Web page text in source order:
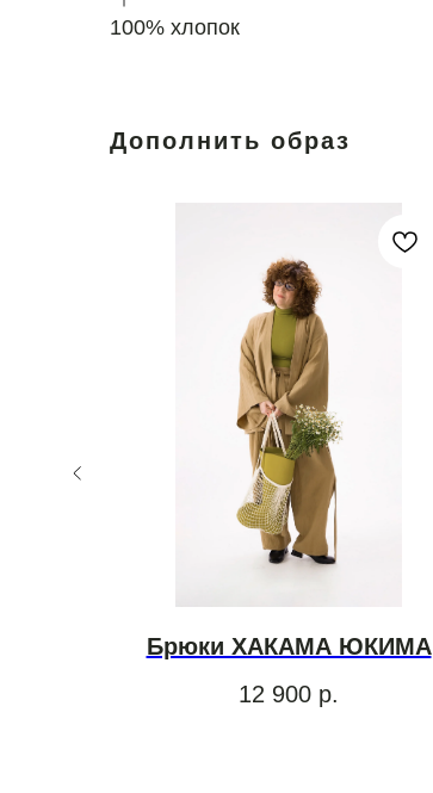
100% хлопок
Дополнить образ
Брюки ХАКАМА ЮКИМА
12 900 р.